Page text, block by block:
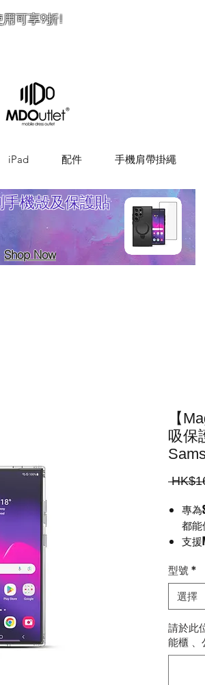
可享9折!
iPad 配件 手機肩帶掛繩
機殼及保護貼
Shop Now
【
吸保
專為
都能
支援
雙重
囊,
鏡頭
摩
後背
列
型號*
選擇
請於此
能櫃 、